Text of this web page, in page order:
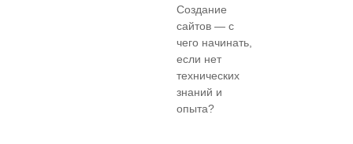
Создание
сайтов — с
чего начинать,
если нет
технических
знаний и
опыта?